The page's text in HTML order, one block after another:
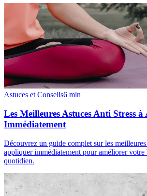
Astuces et Conseils6 min
Les Meilleures Astuces Anti Stress
Immédiatement
Découvrez un guide complet sur les meilleures
appliquer immédiatement pour améliorer votre
quotidien.